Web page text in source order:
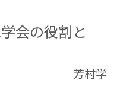
会の役割と
芳村学